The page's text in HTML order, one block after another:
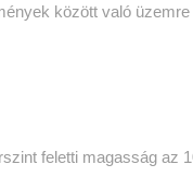
között való
feletti magasság az